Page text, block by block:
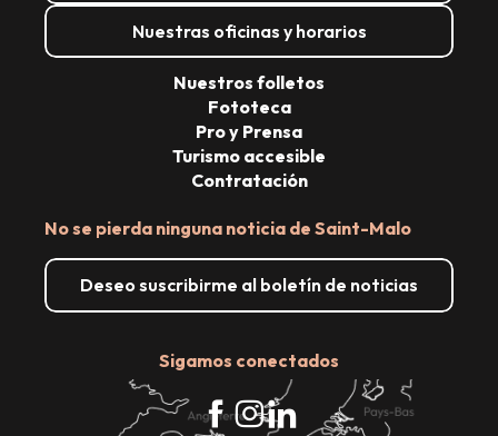
Nuestras oficinas y horarios
No se pierda ninguna noticia de Saint-Malo
Deseo suscribirme al boletín de noticias
Sigamos conectados
Nuestros folletos
Fototeca
Pro y Prensa
Turismo accesible
Contratación